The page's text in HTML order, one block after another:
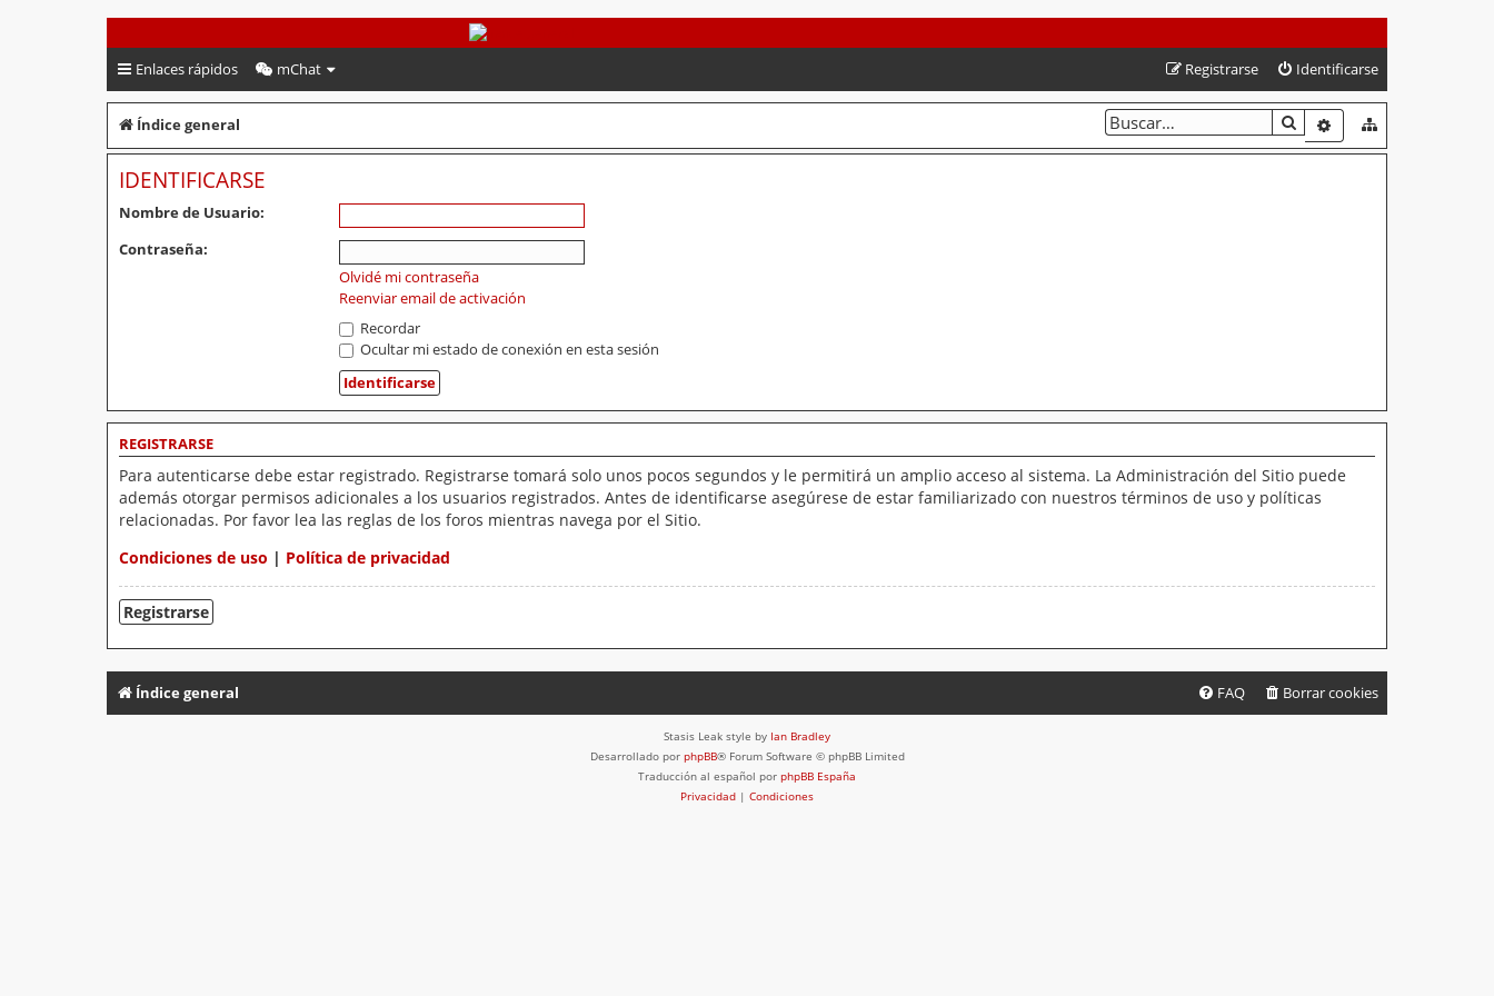
PeruVoley.com
Enlaces rápidos mChat Identificarse
Registrarse
Índice general BUSCARBÚSQUEDA
IDENTIFICARSE
Nombre de Usuario:
Contraseña:
Olvidé mi contraseña
Reenviar email de activación
Recordar
Ocultar mi estado de conexión en esta sesión
REGISTRARSE
Para autenticarse debe estar registrado. Registrarse tomará solo unos pocos segundos y le permitirá un amplio acceso al sistema. La Administración del Sitio puede
además otorgar permisos adicionales a los usuarios registrados. Antes de identificarse asegúrese de estar familiarizado con nuestros términos de uso y políticas
relacionadas. Por favor lea las reglas de los foros mientras navega por el Sitio.
Condiciones de uso | Política de privacidad
Registrarse
Índice general Borrar cookies
FAQ
Stasis Leak style by Ian Bradley
Desarrollado por phpBB® Forum Software © phpBB Limited
Traducción al español por phpBB España
Privacidad | Condiciones